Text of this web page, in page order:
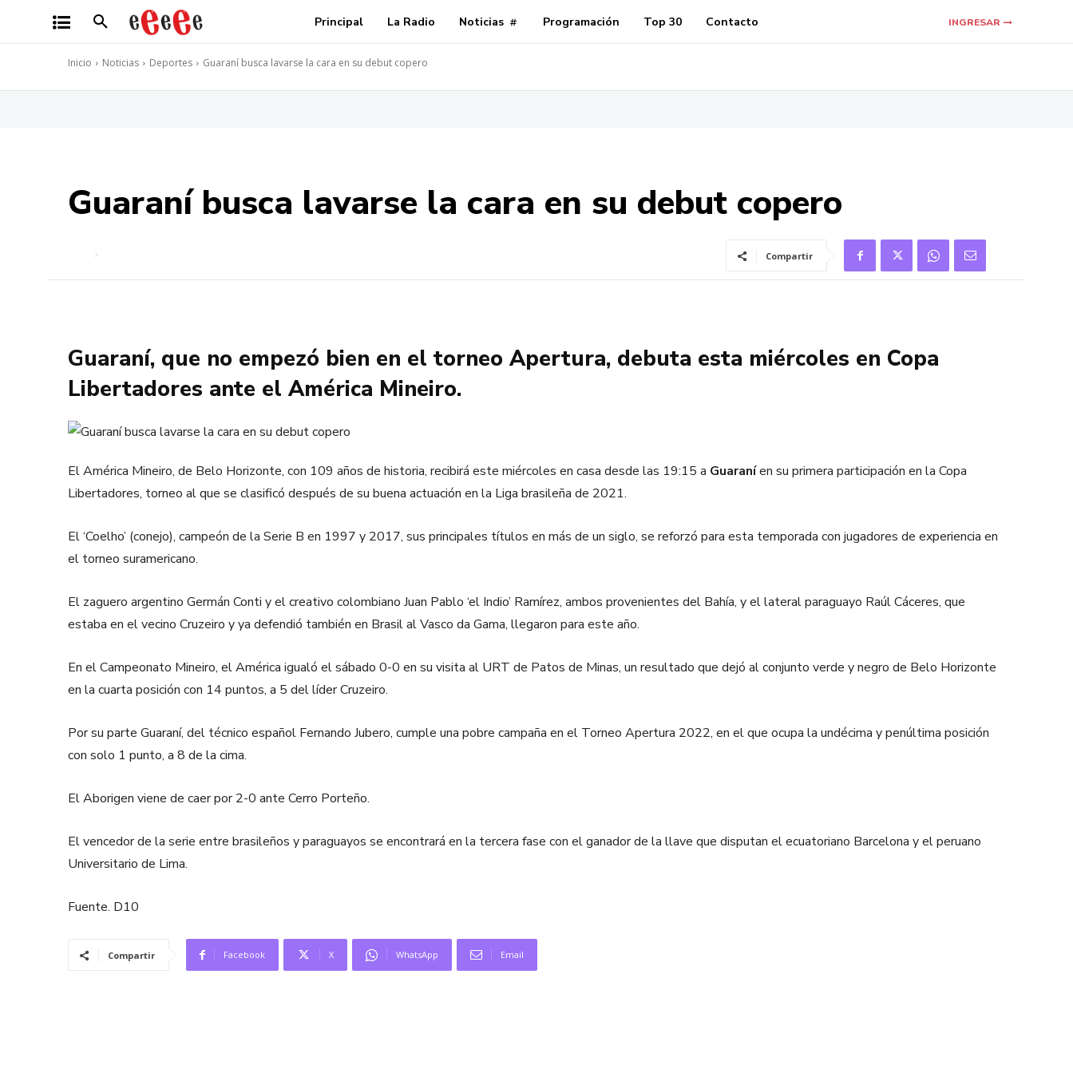
Principal La Radio Noticias Programación Top 30 Contacto INGRESAR
Inicio Noticias Deportes Guaraní busca lavarse la cara en su debut copero
Guaraní busca lavarse la cara en su debut copero
Compartir
Guaraní, que no empezó bien en el torneo Apertura, debuta esta miércoles en Copa
Libertadores ante el América Mineiro.
El América Mineiro, de Belo Horizonte, con 109 años de historia, recibirá este miércoles en casa desde las 19:15 a Guaraníen su primera participación en la Copa
Libertadores, torneo al que se clasificó después de su buena actuación en la Liga brasileña de 2021.
El ‘Coelho’ (conejo), campeón de la Serie B en 1997 y 2017, sus principales títulos en más de un siglo, se reforzó para esta temporada con jugadores de experiencia en
el torneo suramericano.
El zaguero argentino Germán Conti y el creativo colombiano Juan Pablo ‘el Indio’ Ramírez, ambos provenientes del Bahía, y el lateral paraguayo Raúl Cáceres, que
estaba en el vecino Cruzeiro y ya defendió también en Brasil al Vasco da Gama, llegaron para este año.
En el Campeonato Mineiro, el América igualó el sábado 0-0 en su visita al URT de Patos de Minas, un resultado que dejó al conjunto verde y negro de Belo Horizonte
en la cuarta posición con 14 puntos, a 5 del líder Cruzeiro.
Por su parte Guaraní, del técnico español Fernando Jubero, cumple una pobre campaña en el Torneo Apertura 2022, en el que ocupa la undécima y penúltima posición
con solo 1 punto, a 8 de la cima.
El Aborigen viene de caer por 2-0 ante Cerro Porteño.
El vencedor de la serie entre brasileños y paraguayos se encontrará en la tercera fase con el ganador de la llave que disputan el ecuatoriano Barcelona y el peruano
Universitario de Lima.
Fuente. D10
Compartir Facebook X WhatsApp Email